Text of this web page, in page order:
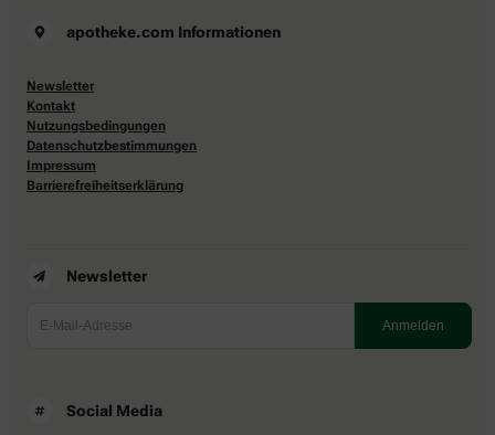
apotheke.com Informationen
Newsletter
Kontakt
Nutzungsbedingungen
Datenschutzbestimmungen
Impressum
Barrierefreiheitserklärung
Newsletter
Social Media